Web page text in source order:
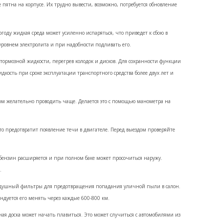
на корпусе. Их трудно вывести, возможно, потребуется обновление
жидкая среда может усиленно испаряться, что приведет к сбою в
электролита и при надобности подливать его.
жидкости, перегрев колодок и дисков. Для сохранности функции
при сроке эксплуатации транспортного средства более двух лет и
желательно проводить чаще. Делается это с помощью манометра на
предотвратит появление течи в двигателе. Перед выездом проверяйте
расширяется и при полном баке может просочиться наружу.
фильтры для предотвращения попадания уличной пыли в салон.
его менять через каждые 600-800 км.
доска может начать плавиться. Это может случиться с автомобилями из